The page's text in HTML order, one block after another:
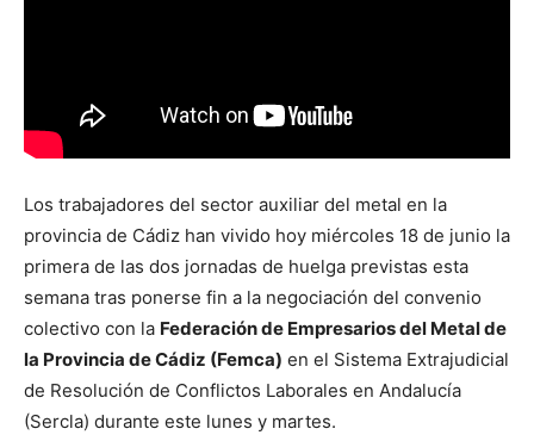
Los trabajadores del sector auxiliar del metal en la
provincia de Cádiz han vivido hoy miércoles 18 de junio la
primera de las dos jornadas de huelga previstas esta
semana tras ponerse fin a la negociación del convenio
colectivo con la Federación de Empresarios del Metal de
la Provincia de Cádiz (Femca) en el Sistema Extrajudicial
de Resolución de Conflictos Laborales en Andalucía
(Sercla) durante este lunes y martes.